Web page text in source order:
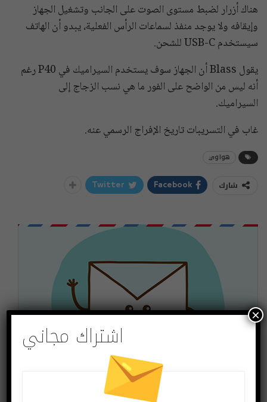
هناك أزرار لضبط مستوى الصوت على الجانب وتشغيل الجهاز
وإيقافه ولا يوجد منفذ لسماعات الرأس الفعلية، يبدو أن الهاتف
سيستخدم USB-C للشحن.
يقول Blass أن الجهاز سوف يستخدم السيراميك في P40 رغم
أنه ليس من الواضح على الفور ما هي نسب الزجاج إلى
السيراميك.
غاب في التسريبات تاريخ الإفراج الرسمي عنه.
هواوي
شارك Facebook
Twitter
اشتراك مجاني
×